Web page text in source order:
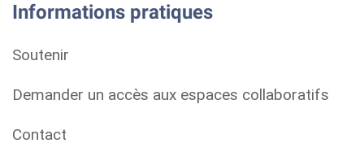
Informations pratiques
Soutenir
Demander un accès aux espaces collaboratifs
Contact